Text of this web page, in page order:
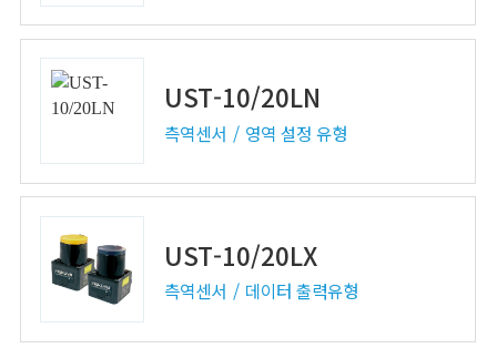
UST-10/20LN
측역센서 영역 설정 유형
UST-10/20LX
측역센서 데이터 출력유형